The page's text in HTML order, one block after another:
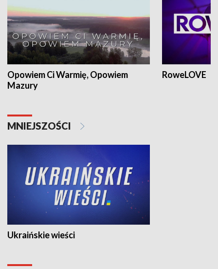
Opowiem Ci Warmię, Opowiem
Mazury
RoweLOVE
MNIEJSZOŚCI
Ukraińskie wieści